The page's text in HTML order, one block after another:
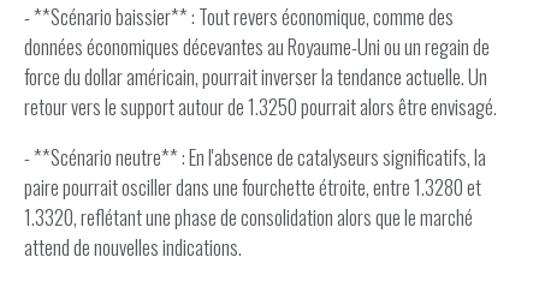
- **Scénario baissier** : Tout revers économique, comme des
données économiques décevantes au Royaume-Uni ou un regain de
force du dollar américain, pourrait inverser la tendance actuelle. Un
retour vers le support autour de 1.3250 pourrait alors être envisagé.
- **Scénario neutre** : En l'absence de catalyseurs significatifs, la
paire pourrait osciller dans une fourchette étroite, entre 1.3280 et
1.3320, reflétant une phase de consolidation alors que le marché
attend de nouvelles indications.